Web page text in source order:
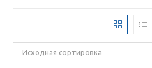
Исходная сортировка